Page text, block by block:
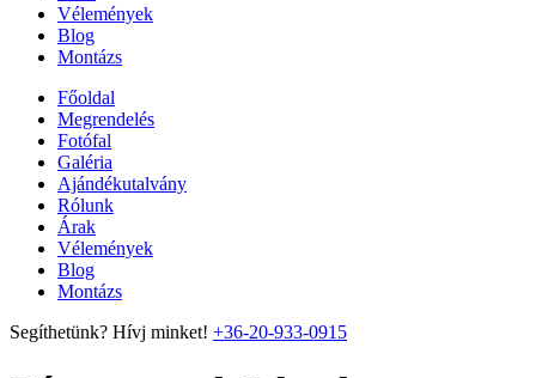
Vélemények
Blog
Montázs
Főoldal
Megrendelés
Fotófal
Galéria
Ajándékutalvány
Rólunk
Árak
Vélemények
Blog
Montázs
Segíthetünk? Hívj minket! +36-20-933-0915